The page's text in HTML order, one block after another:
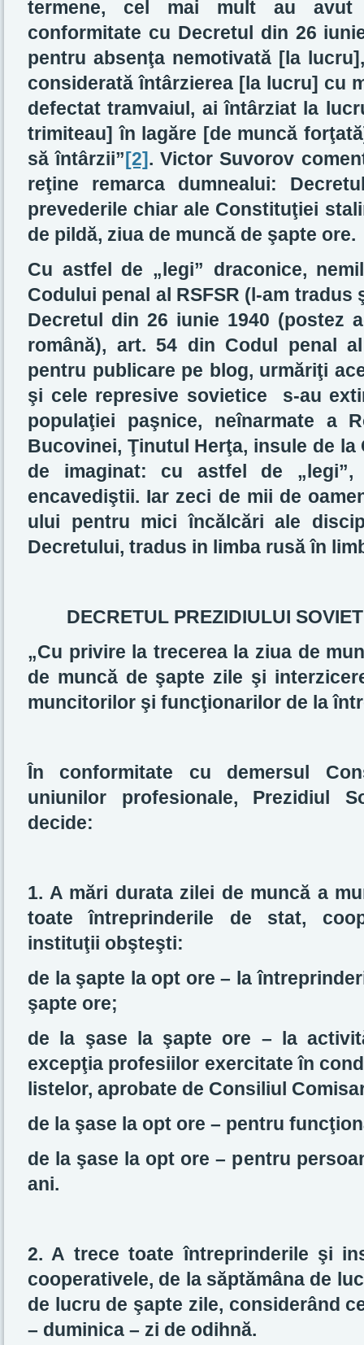
termene, cel mai mult au
conformitate cu Decretul din 26
pentru absenţa nemotivată [la
considerată întârzierea [la lucru] cu
defectat tramvaiul, ai întârziat la
trimiteau] în lagăre [de muncă
să întârzii”[2]. Victor Suvorov
reţine remarca dumnealui:
prevederile chiar ale Constituţiei
de pildă, ziua de muncă de şapte ore.
Cu astfel de „legi” draconice,
Codului penal al RSFSR (l-am
Decretul din 26 iunie 1940 (postez
română), art. 54 din Codul penal
pentru publicare pe blog, urmăriţi
şi cele represive sovietice s-au
populaţiei paşnice, neînarmate a
Bucovinei, Ţinutul Herţa, insule de
de imaginat: cu astfel de
encavediştii. Iar zeci de mii de
ului pentru mici încălcări ale
Decretului, tradus in limba rusă în
DECRETUL PREZIDIULUI
„Cu privire la trecerea la ziua de
de muncă de şapte zile şi
muncitorilor şi funcţionarilor de la
În conformitate cu demersul
uniunilor profesionale, Prezidiul
decide:
1. A mări durata zilei de muncă a
toate întreprinderile de stat,
instituţii obşteşti:
de la şapte la opt ore – la
şapte ore;
de la şase la şapte ore – la
excepţia profesiilor exercitate în
listelor, aprobate de Consiliul
de la şase la opt ore – pentru
de la şase la opt ore – pentru
ani.
2. A trece toate întreprinderile şi
cooperativele, de la săptămâna de
de lucru de şapte zile, considerând
– duminica – zi de odihnă.